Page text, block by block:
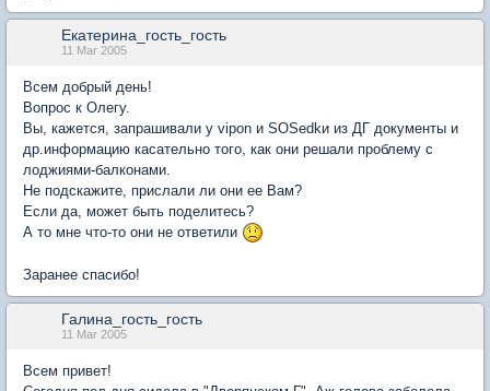
Екатерина_гость_гость
11 Mar 2005
Всем добрый день!
Вопрос к Олегу.
Вы, кажется, запрашивали у vipon и SOSedkи из ДГ документы и
др.информацию касательно того, как они решали проблему с
лоджиями-балконами.
Не подскажите, прислали ли они ее Вам?
Если да, может быть поделитесь?
А то мне что-то они не ответили
Заранее спасибо!
Галина_гость_гость
11 Mar 2005
Всем привет!